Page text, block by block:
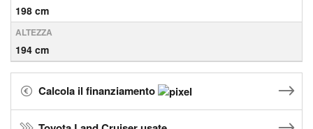
198 cm
ALTEZZA
194 cm
Calcola il finanziamento